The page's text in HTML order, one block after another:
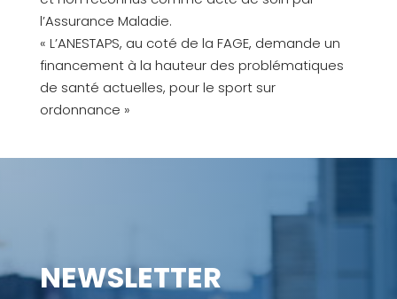
l’Assurance Maladie.
« L’ANESTAPS, au coté de la FAGE, demande un
financement à la hauteur des problématiques
de santé actuelles, pour le sport sur
ordonnance »
NEWSLETTER